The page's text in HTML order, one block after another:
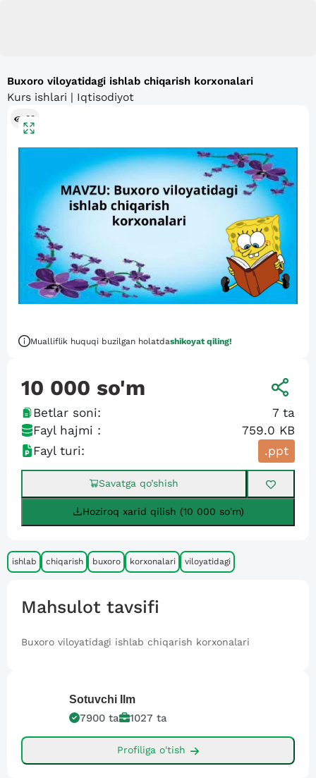
Buxoro viloyatidagi ishlab chiqarish korxonalari
Kurs ishlari | Iqtisodiyot
83
Mualliflik huquqi buzilgan holatdashikoyat qiling!
10 000 so'm
Betlar soni: 7 ta
Fayl hajmi :
759.0 KB
Fayl turi:
.ppt
Savatga qo’shish
Hoziroq xarid qilish (10 000 so'm)
ishlab chiqarish buxoro korxonalari viloyatidagi
Mahsulot tavsifi
Buxoro viloyatidagi ishlab chiqarish korxonalari
Sotuvchi Ilm
7900 ta 1027 ta
Profiliga o'tish